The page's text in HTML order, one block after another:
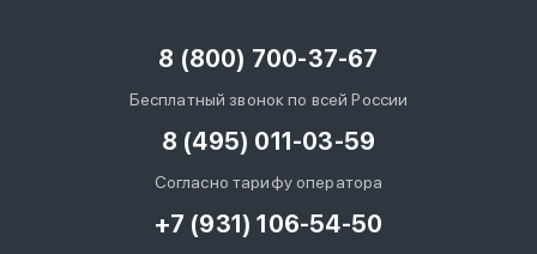
8 (800) 700-37-67
Бесплатный звонок по всей России
8 (495) 011-03-59
Согласно тарифу оператора
+7 (931) 106-54-50
Войти под другим номером